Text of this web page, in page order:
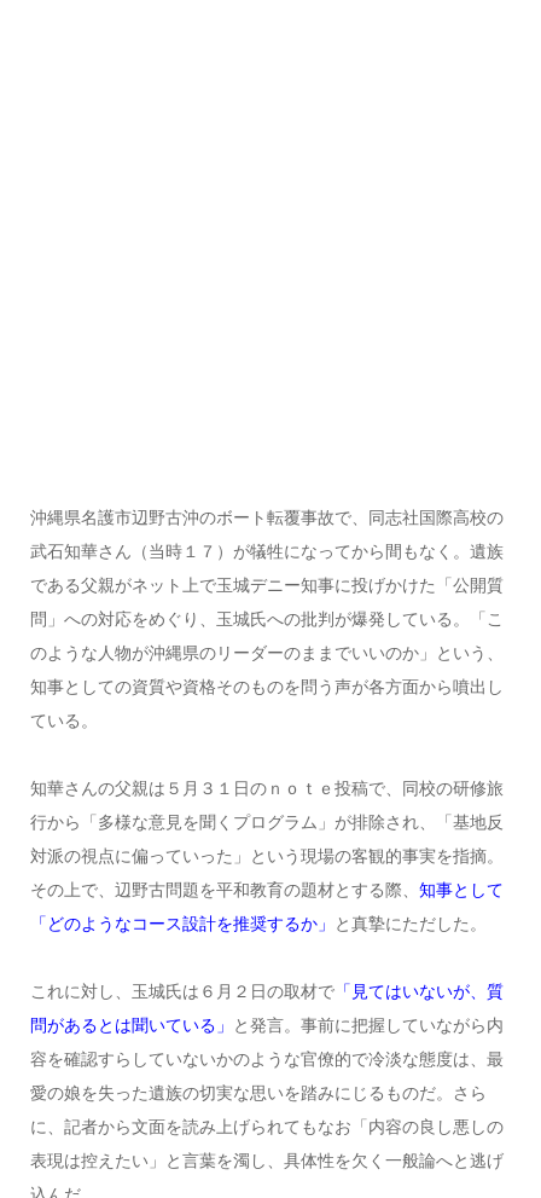
沖縄県名護市辺野古沖のボート転覆事故で、同志社国際高校の
武石知華さん（当時１７）が犠牲になってから間もなく。遺族
である父親がネット上で玉城デニー知事に投げかけた「公開質
問」への対応をめぐり、玉城氏への批判が爆発している。「こ
のような人物が沖縄県のリーダーのままでいいのか」という、
知事としての資質や資格そのものを問う声が各方面から噴出し
ている。
知華さんの父親は５月３１日のｎｏｔｅ投稿で、同校の研修旅
行から「多様な意見を聞くプログラム」が排除され、「基地反
対派の視点に偏っていった」という現場の客観的事実を指摘。
その上で、辺野古問題を平和教育の題材とする際、 知事として
「どのようなコース設計を推奨するか」
と真摯にただした。
これに対し、玉城氏は６月２日の取材で「見てはいないが、質
問があるとは聞いている」
と発言。事前に把握していながら内
容を確認すらしていないかのような官僚的で冷淡な態度は、最
愛の娘を失った遺族の切実な思いを踏みにじるものだ。さら
に、記者から文面を読み上げられてもなお「内容の良し悪しの
表現は控えたい」と言葉を濁し、具体性を欠く一般論へと逃げ